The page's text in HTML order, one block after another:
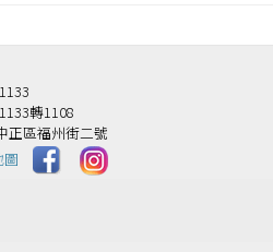
轉1108
正區福州街二號
圖